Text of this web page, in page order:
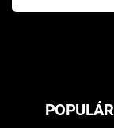
Pottera přišla